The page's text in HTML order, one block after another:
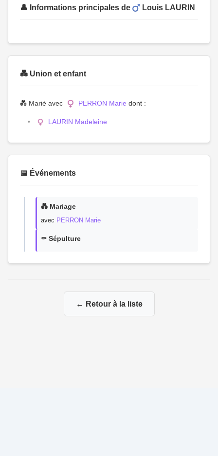
👤 Informations principales de Louis LAURIN
💑 Union et enfant
💑 Marié avec PERRON Marie dont :
LAURIN Madeleine
📅 Événements
💑 Mariage
avec PERRON Marie
⚰️ Sépulture
← Retour à la liste